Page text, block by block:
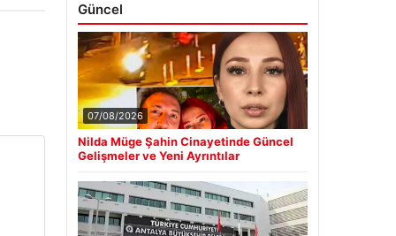
Güncel
07/08/2026
Nilda Müge Şahin Cinayetinde Güncel
Gelişmeler ve Yeni Ayrıntılar